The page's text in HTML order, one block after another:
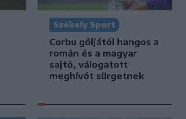
Székely Sport
Corbu góljától hangos a
román és a magyar
sajtó, válogatott
meghívót sürgetnek